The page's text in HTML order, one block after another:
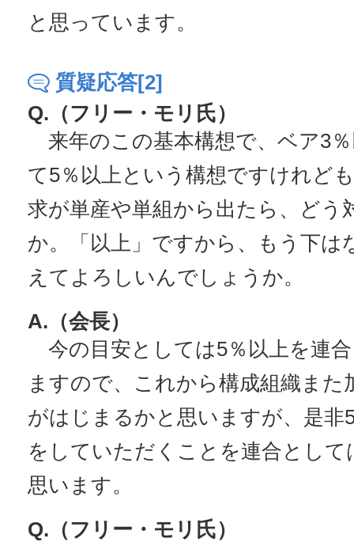
と思っています。
質疑応答[2]
Q.（フリー・モリ氏）
来年のこの基本構想で、ベア3
て5％以上という構想ですけれど
求が単産や単組から出たら、どう
か。「以上」ですから、もう下は
えてよろしいんでしょうか。
A.（会長）
今の目安としては5％以上を連
ますので、これから構成組織また
がはじまるかと思いますが、是非
をしていただくことを連合とし
思います。
Q.（フリー・モリ氏）